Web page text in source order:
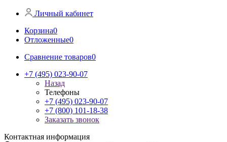
Личный кабинет
Корзина0
Отложенные0
Сравнение товаров0
+7 (495) 023-90-07
Назад
Телефоны
+7 (495) 023-90-07
+7 (800) 101-18-38
Заказать звонок
Контактная информация